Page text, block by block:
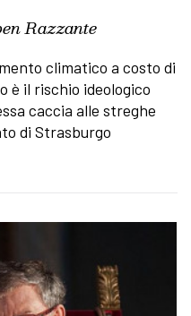
Razzante
climatico a costo di
è il rischio ideologico
caccia alle streghe
di Strasburgo